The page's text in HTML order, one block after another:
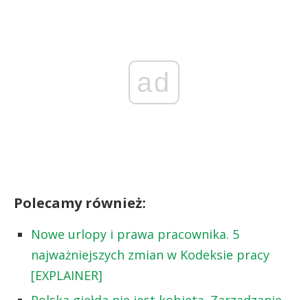
ad
Polecamy również:
Nowe urlopy i prawa pracownika. 5
najważniejszych zmian w Kodeksie pracy
[EXPLAINER]